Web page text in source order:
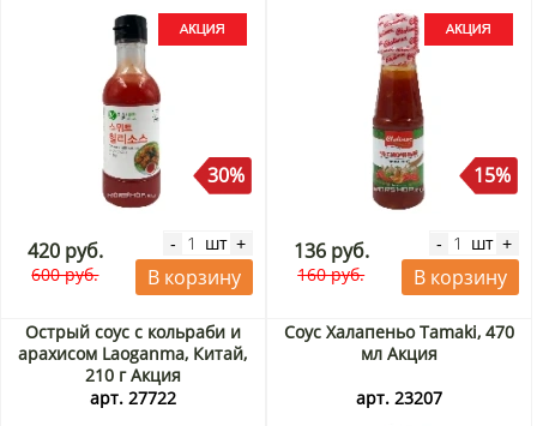
30%
420 руб.
600 руб.
- шт +
В корзину
15%
136 руб.
160 руб.
- шт +
В корзину
Острый соус с кольраби и
арахисом Laoganma, Китай,
210 г Акция
арт. 27722
Соус Халапеньо Tamaki, 470
мл Акция
арт. 23207